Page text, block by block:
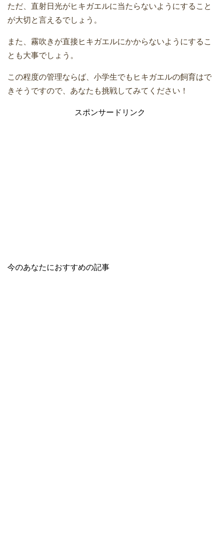
ただ、直射日光がヒキガエルに当たらないようにすること
が大切と言えるでしょう。
また、霧吹きが直接ヒキガエルにかからないようにするこ
とも大事でしょう。
この程度の管理ならば、小学生でもヒキガエルの飼育はで
きそうですので、あなたも挑戦してみてください！
スポンサードリンク
今のあなたにおすすめの記事